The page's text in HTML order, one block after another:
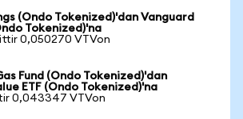
(Ondo Tokenized)'dan Vanguard
Tokenized)'na
0,050270 VTVon
Fund (Ondo Tokenized)'dan
ETF (Ondo Tokenized)'na
0,043347 VTVon